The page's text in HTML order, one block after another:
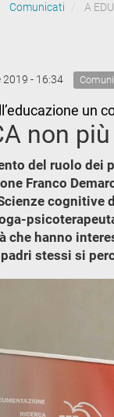
Comunicati A
2019 - 16:34
un
non
del ruolo dei
Franco
cognitive
che hanno
stessi si